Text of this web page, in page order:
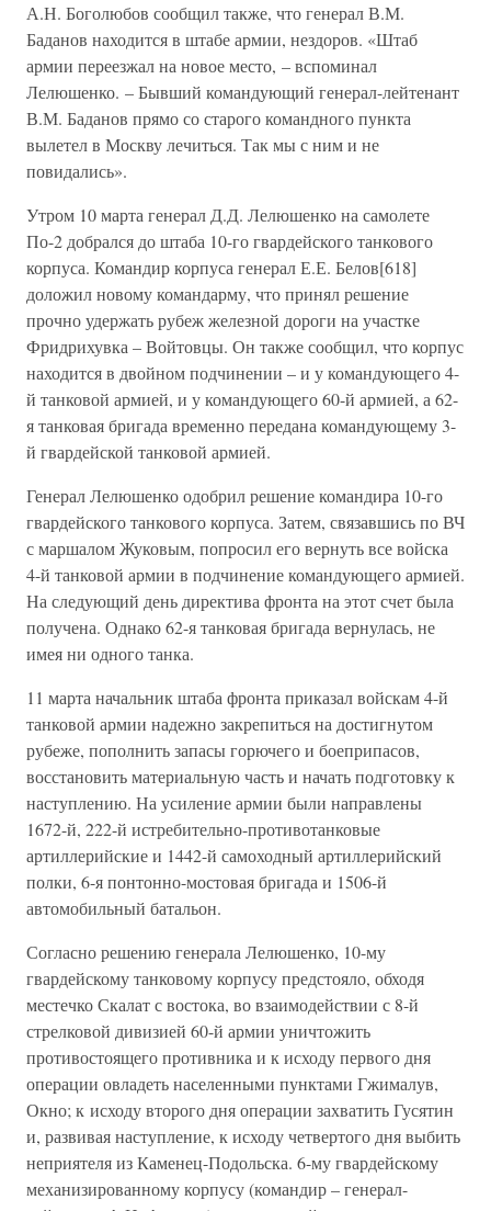
А.Н. Боголюбов сообщил также, что генерал В.М.
Баданов находится в штабе армии, нездоров. «Штаб
армии переезжал на новое место, – вспоминал
Лелюшенко. – Бывший командующий генерал-лейтенант
В.М. Баданов прямо со старого командного пункта
вылетел в Москву лечиться. Так мы с ним и не
повидались».
Утром 10 марта генерал Д.Д. Лелюшенко на самолете
По-2 добрался до штаба 10-го гвардейского танкового
корпуса. Командир корпуса генерал Е.Е. Белов[618]
доложил новому командарму, что принял решение
прочно удержать рубеж железной дороги на участке
Фридрихувка – Войтовцы. Он также сообщил, что корпус
находится в двойном подчинении – и у командующего 4-
й танковой армией, и у командующего 60-й армией, а 62-
я танковая бригада временно передана командующему 3-
й гвардейской танковой армией.
Генерал Лелюшенко одобрил решение командира 10-го
гвардейского танкового корпуса. Затем, связавшись по ВЧ
с маршалом Жуковым, попросил его вернуть все войска
4-й танковой армии в подчинение командующего армией.
На следующий день директива фронта на этот счет была
получена. Однако 62-я танковая бригада вернулась, не
имея ни одного танка.
11 марта начальник штаба фронта приказал войскам 4-й
танковой армии надежно закрепиться на достигнутом
рубеже, пополнить запасы горючего и боеприпасов,
восстановить материальную часть и начать подготовку к
наступлению. На усиление армии были направлены
1672-й, 222-й истребительно-противотанковые
артиллерийские и 1442-й самоходный артиллерийский
полки, 6-я понтонно-мостовая бригада и 1506-й
автомобильный батальон.
Согласно решению генерала Лелюшенко, 10-му
гвардейскому танковому корпусу предстояло, обходя
местечко Скалат с востока, во взаимодействии с 8-й
стрелковой дивизией 60-й армии уничтожить
противостоящего противника и к исходу первого дня
операции овладеть населенными пунктами Гжималув,
Окно; к исходу второго дня операции захватить Гусятин
и, развивая наступление, к исходу четвертого дня выбить
неприятеля из Каменец-Подольска. 6-му гвардейскому
механизированному корпусу (командир – генерал-